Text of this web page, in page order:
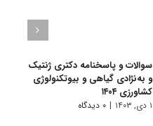
سوالات و پاسخنامه دکتری ژنتیک
و به‌نژادی گیاهی و بیوتکنولوژی
کشاورزی ۱۴۰۴
۱ دی, ۱۴۰۳ | ۰ دیدگاه